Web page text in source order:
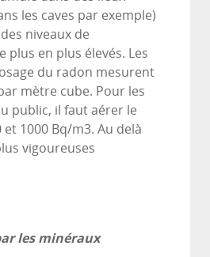
les caves par exemple)
niveaux de
plus en plus élevés. Les
du radon mesurent
mètre cube. Pour les
public, il faut aérer le
1000 Bq/m3. Au delà
vigoureuses
les minéraux